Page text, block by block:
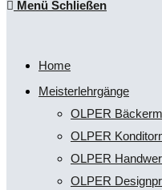
Menü Schließen
Home
Meisterlehrgänge
OLPER
OLPER
OLPER
OLPER